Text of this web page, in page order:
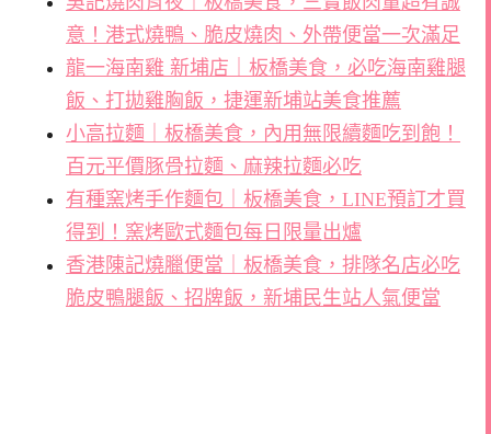
意！港式燒鴨、脆皮燒肉、外帶便當一次滿足
龍一海南雞 新埔店｜板橋美食，必吃海南雞腿
飯、打拋雞胸飯，捷運新埔站美食推薦
小高拉麵｜板橋美食，內用無限續麵吃到飽！
百元平價豚骨拉麵、麻辣拉麵必吃
有種窯烤手作麵包｜板橋美食，LINE預訂才買
得到！窯烤歐式麵包每日限量出爐
香港陳記燒臘便當｜板橋美食，排隊名店必吃
脆皮鴨腿飯、招牌飯，新埔民生站人氣便當